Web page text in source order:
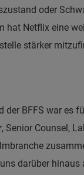
oder
Netflix eine
stärker
BFFS war
, Senior Counsel,
darüber